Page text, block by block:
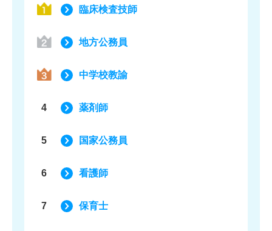
臨床検査技師
地方公務員
中学校教諭
4 薬剤師
5 国家公務員
6 看護師
7 保育士